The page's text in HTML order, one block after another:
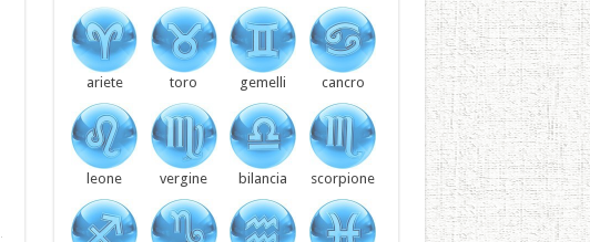
ariete toro gemelli cancro
leone vergine bilancia scorpione